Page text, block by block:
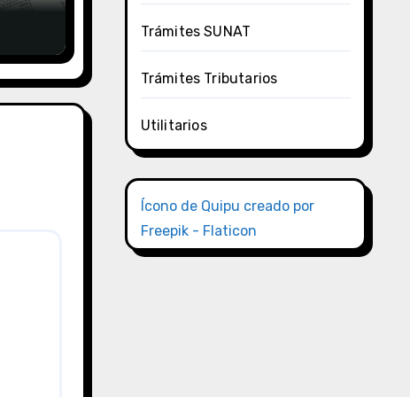
Trámites SUNAT
Trámites Tributarios
Utilitarios
Ícono de Quipu creado por
Freepik - Flaticon